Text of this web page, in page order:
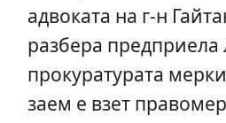
адвоката на г-н
разбера предприела
прокуратурата
заем е взет